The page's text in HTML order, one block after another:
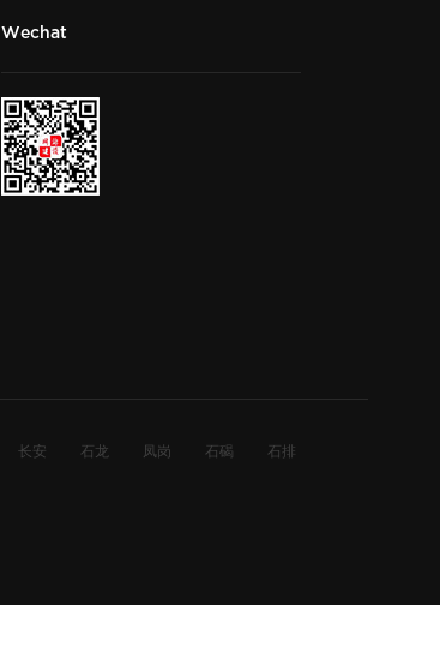
Wechat
长安 石龙 凤岗 石碣 石排